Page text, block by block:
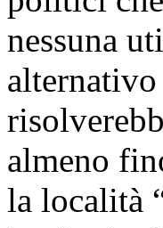
nessuna
almeno
la località